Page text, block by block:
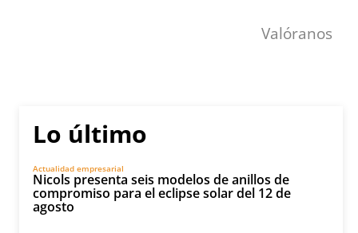
Valóranos
Lo último
Actualidad empresarial
Nicols presenta seis modelos de anillos de
compromiso para el eclipse solar del 12 de
agosto